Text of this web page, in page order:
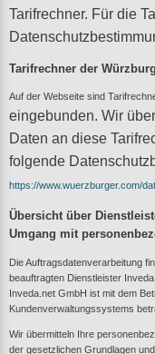
Tarifrechner. Für die
Tarifrechner der
Auf der Webseite sind
eingebunden. Wir
Daten an diese
folgende
https://www.wuerzburger.com/
Übersicht über
Umgang mit
Die Auftragsdatenverarbeitung
beauftragten Dienstleister
Inveda.net GmbH ist mit dem
Kundenverwaltungssystems
Wir übermitteln Ihre
der gesetzlichen Grundlagen